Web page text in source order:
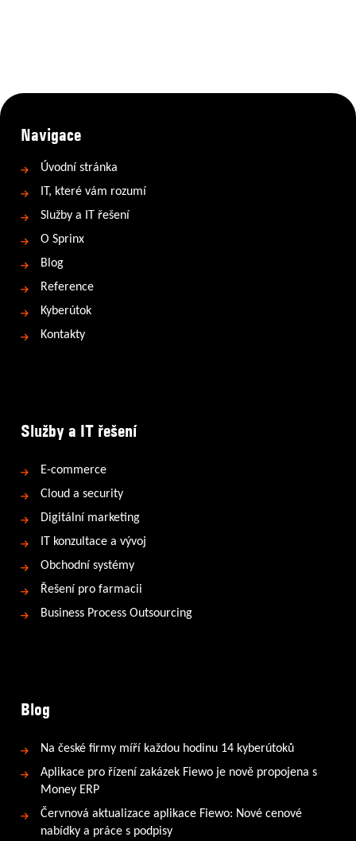
Navigace
Úvodní stránka
IT, které vám rozumí
Služby a IT řešení
O Sprinx
Blog
Reference
Kyberútok
Kontakty
Služby a IT řešení
E-commerce
Cloud a security
Digitální marketing
IT konzultace a vývoj
Obchodní systémy
Řešení pro farmacii
Business Process Outsourcing
Blog
Na české firmy míří každou hodinu 14 kyberútoků
Aplikace pro řízení zakázek Fiewo je nově propojena s
Money ERP
Červnová aktualizace aplikace Fiewo: Nové cenové
nabídky a práce s podpisy